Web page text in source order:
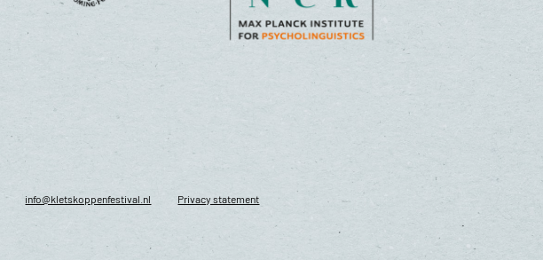
info@kletskoppenfestival.nl Privacy statement